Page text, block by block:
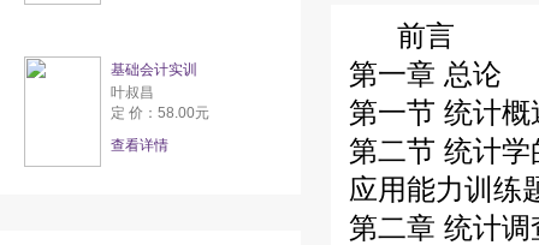
基础会计实训
叶叔昌
定 价：58.00元
查看详情
前言
第一章 总论
第一节 统计概
第二节 统计
应用能力训练
第二章 统计调